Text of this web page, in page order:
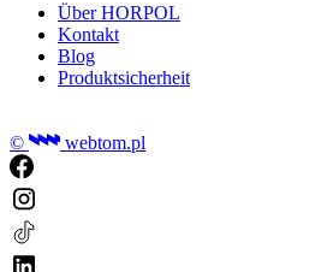
Über HORPOL
Kontakt
Blog
Produktsicherheit
© webtom.pl